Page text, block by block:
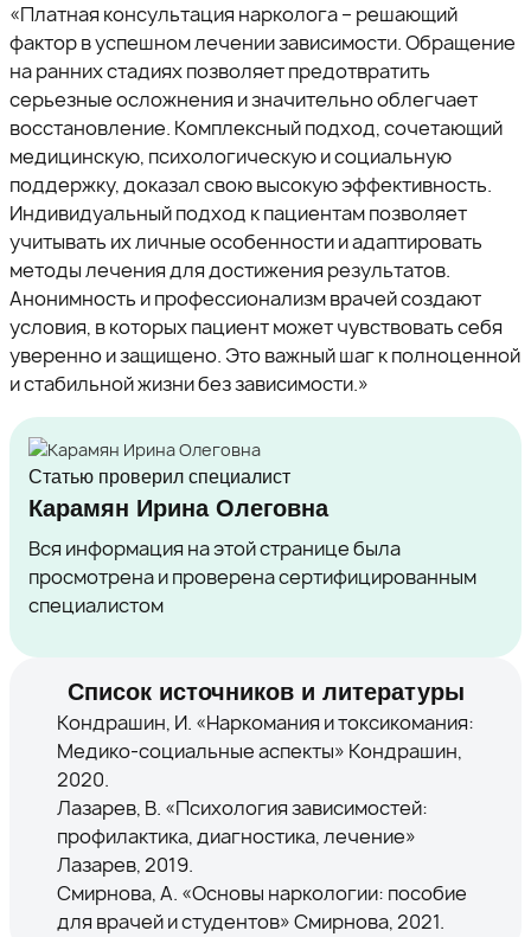
«Платная консультация нарколога – решающий
фактор в успешном лечении зависимости. Обращение
на ранних стадиях позволяет предотвратить
серьезные осложнения и значительно облегчает
восстановление. Комплексный подход, сочетающий
медицинскую, психологическую и социальную
поддержку, доказал свою высокую эффективность.
Индивидуальный подход к пациентам позволяет
учитывать их личные особенности и адаптировать
методы лечения для достижения результатов.
Анонимность и профессионализм врачей создают
условия, в которых пациент может чувствовать себя
уверенно и защищено. Это важный шаг к полноценной
и стабильной жизни без зависимости.»
Статью проверил специалист
Карамян Ирина Олеговна
Вся информация на этой странице была
просмотрена и проверена сертифицированным
специалистом
Список источников и литературы
Кондрашин, И. «Наркомания и токсикомания:
Медико-социальные аспекты» Кондрашин,
2020.
Лазарев, В. «Психология зависимостей:
профилактика, диагностика, лечение»
Лазарев, 2019.
Смирнова, А. «Основы наркологии: пособие
для врачей и студентов» Смирнова, 2021.